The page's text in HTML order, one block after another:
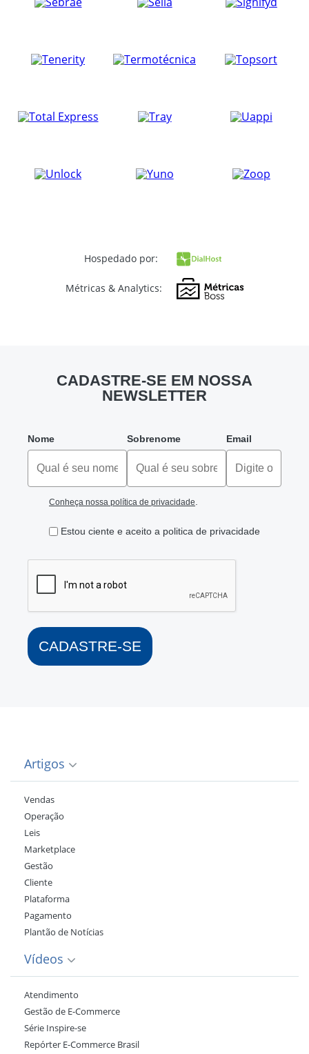
Hospedado por:
Métricas & Analytics:
CADASTRE-SE EM NOSSA
NEWSLETTER
Nome Sobrenome Email
Conheça nossa política de privacidade
Estou ciente e aceito a politica de privacidade
CADASTRE-SE
Artigos
Vendas
Operação
Leis
Marketplace
Gestão
Cliente
Plataforma
Pagamento
Plantão de Notícias
Vídeos
Atendimento
Gestão de E-Commerce
Série Inspire-se
Repórter E-Commerce Brasil